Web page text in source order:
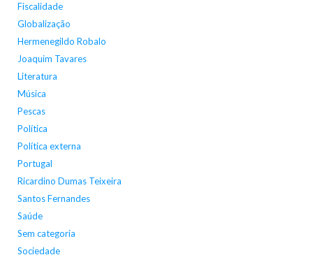
Fiscalidade
Globalização
Hermenegildo Robalo
Joaquim Tavares
Literatura
Música
Pescas
Política
Política externa
Portugal
Ricardino Dumas Teixeira
Santos Fernandes
Saúde
Sem categoria
Sociedade